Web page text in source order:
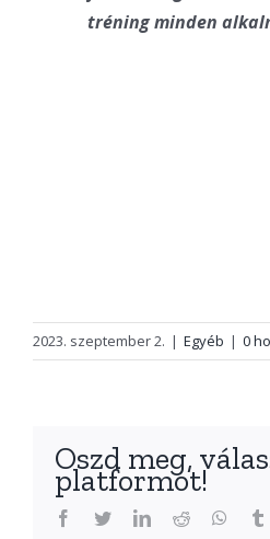
tréning minden
2023. szeptember 2. | Egyéb | 0
Oszd meg,
platformot!
facebook
twitterlinkedinreddit